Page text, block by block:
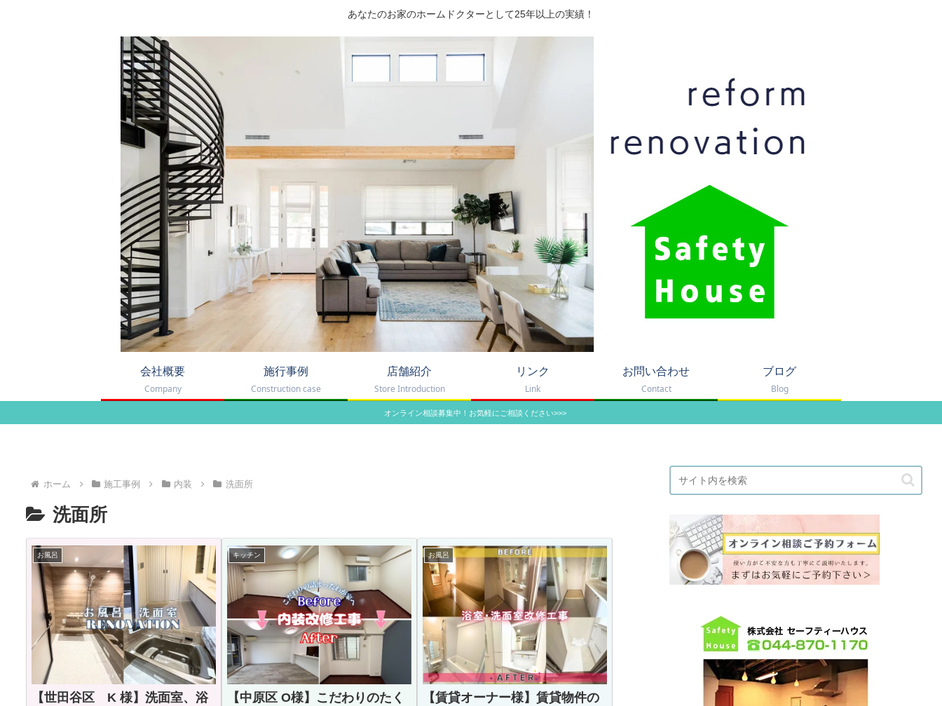
あなたのお家のホームドクターとして25年以上の実績！
会社概要
Company
施行事例
Construction case
店舗紹介
Store Introduction
リンク
Link
お問い合わせ
Contact
ブログ
Blog
オンライン相談募集中！お気軽にご相談ください>>>
ホーム 施工事例 内装 洗面所
洗面所
お風呂
【世田谷区 K 様】洗面室、浴
キッチン
【中原区 O様】こだわりのたく
お風呂
【賃貸オーナー様】賃貸物件の